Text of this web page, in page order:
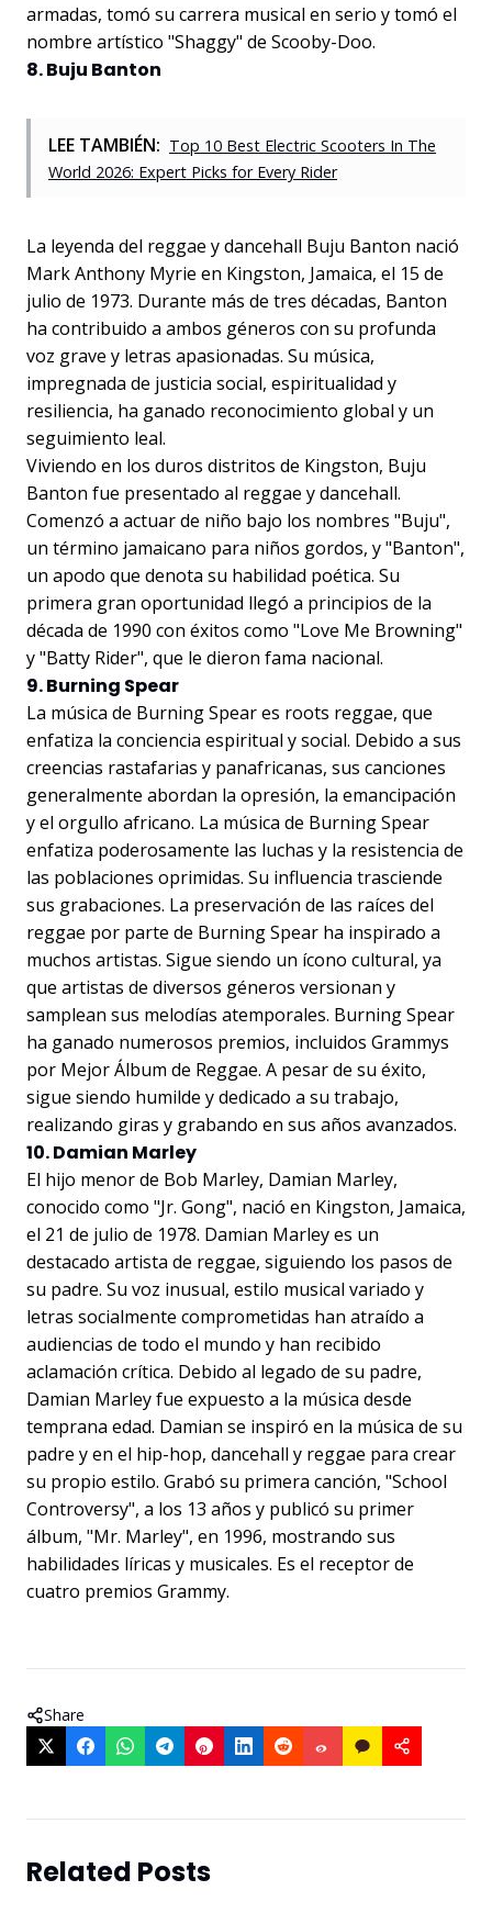
armadas, tomó su carrera musical en serio y tomó el
nombre artístico "Shaggy" de Scooby-Doo.
8. Buju Banton
LEE TAMBIÉN: Top 10 Best Electric Scooters In The
World 2026: Expert Picks for Every Rider
La leyenda del reggae y dancehall Buju Banton nació
Mark Anthony Myrie en Kingston, Jamaica, el 15 de
julio de 1973. Durante más de tres décadas, Banton
ha contribuido a ambos géneros con su profunda
voz grave y letras apasionadas. Su música,
impregnada de justicia social, espiritualidad y
resiliencia, ha ganado reconocimiento global y un
seguimiento leal.
Viviendo en los duros distritos de Kingston, Buju
Banton fue presentado al reggae y dancehall.
Comenzó a actuar de niño bajo los nombres "Buju",
un término jamaicano para niños gordos, y "Banton",
un apodo que denota su habilidad poética. Su
primera gran oportunidad llegó a principios de la
década de 1990 con éxitos como "Love Me Browning"
y "Batty Rider", que le dieron fama nacional.
9. Burning Spear
La música de Burning Spear es roots reggae, que
enfatiza la conciencia espiritual y social. Debido a sus
creencias rastafarias y panafricanas, sus canciones
generalmente abordan la opresión, la emancipación
y el orgullo africano. La música de Burning Spear
enfatiza poderosamente las luchas y la resistencia de
las poblaciones oprimidas. Su influencia trasciende
sus grabaciones. La preservación de las raíces del
reggae por parte de Burning Spear ha inspirado a
muchos artistas. Sigue siendo un ícono cultural, ya
que artistas de diversos géneros versionan y
samplean sus melodías atemporales. Burning Spear
ha ganado numerosos premios, incluidos Grammys
por Mejor Álbum de Reggae. A pesar de su éxito,
sigue siendo humilde y dedicado a su trabajo,
realizando giras y grabando en sus años avanzados.
10. Damian Marley
El hijo menor de Bob Marley, Damian Marley,
conocido como "Jr. Gong", nació en Kingston, Jamaica,
el 21 de julio de 1978. Damian Marley es un
destacado artista de reggae, siguiendo los pasos de
su padre. Su voz inusual, estilo musical variado y
letras socialmente comprometidas han atraído a
audiencias de todo el mundo y han recibido
aclamación crítica. Debido al legado de su padre,
Damian Marley fue expuesto a la música desde
temprana edad. Damian se inspiró en la música de su
padre y en el hip-hop, dancehall y reggae para crear
su propio estilo. Grabó su primera canción, "School
Controversy", a los 13 años y publicó su primer
álbum, "Mr. Marley", en 1996, mostrando sus
habilidades líricas y musicales. Es el receptor de
cuatro premios Grammy.
Share
Related Posts